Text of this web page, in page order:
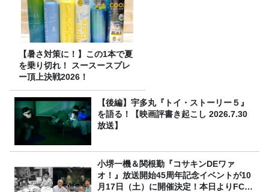
【暑さ対策に！】この1本で夏
を乗り切れ！ スースースプレ
ー頂上決戦2026！
【後編】宇多丸『トイ・ストーリー５』
を語る！【映画評書き起こし 2026.7.30
放送】
小堺一機＆関根勤『コサキンDEワァ
オ！』放送開始45周年記念イベントが10
月17日（土）に開催決定！本日よりFC先